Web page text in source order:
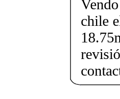
chile